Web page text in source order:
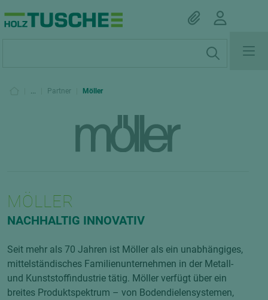
... Partner Möller
MÖLLER
NACHHALTIG INNOVATIV
Seit mehr als 70 Jahren ist Möller als ein unabhängiges,
mittelständisches Familienunternehmen in der Metall-
und Kunststoffindustrie tätig. Möller verfügt über ein
breites Produktspektrum – von Bodendielensystemen,